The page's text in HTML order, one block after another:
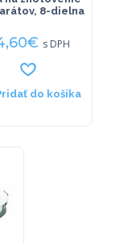
8-dielna
€ s DPH
do košíka